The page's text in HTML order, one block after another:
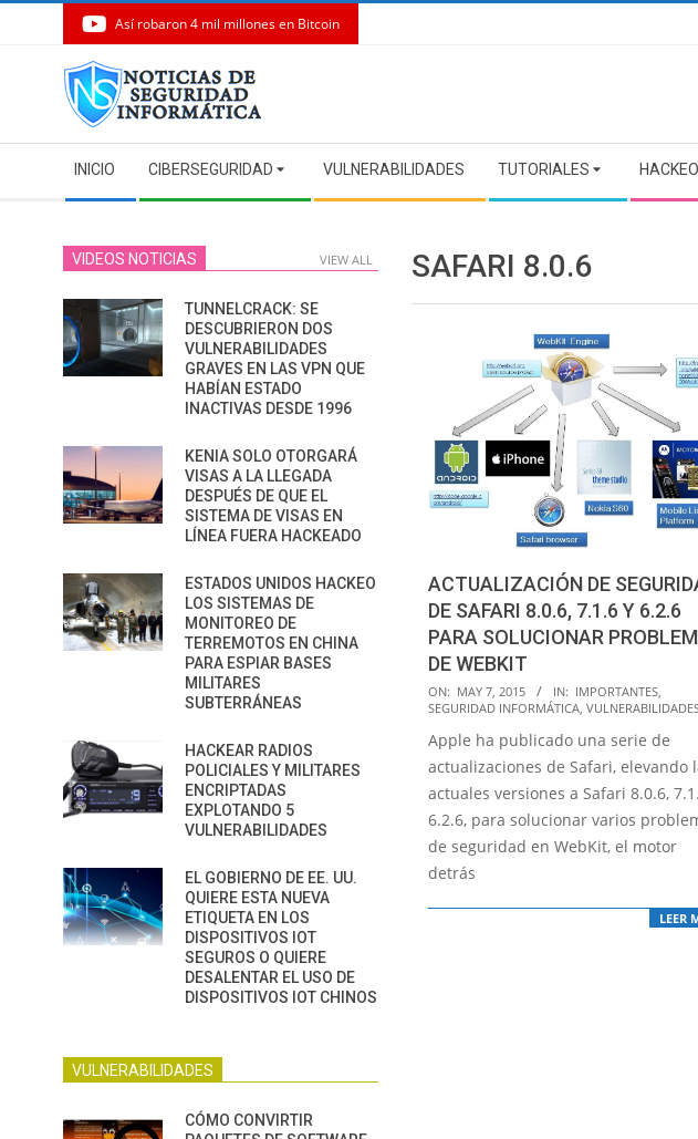
Así robaron 4 mil millones en Bitcoin
Navigation
Menu
INICIO CIBERSEGURIDAD VULNERABILIDADES TUTORIALES
SAFARI 8.0.6
ACTUALIZACIÓN DE
DE SAFARI 8.0.6, 7.1.6 Y 6.2.6
PARA SOLUCIONAR
DE WEBKIT
2015-
05-
07
ON: MAY 7, 2015 IN: IMPORTANTES
SEGURIDAD INFORMÁTICA
Apple ha publicado una serie de
actualizaciones de Safari, elevando
actuales versiones a Safari 8.0.6,
6.2.6, para solucionar varios
de seguridad en WebKit, el motor
detrás
LEER
VIDEOS NOTICIAS VIEW ALL
TUNNELCRACK: SE
DESCUBRIERON DOS
VULNERABILIDADES
GRAVES EN LAS VPN QUE
HABÍAN ESTADO
INACTIVAS DESDE 1996
KENIA SOLO OTORGARÁ
VISAS A LA LLEGADA
DESPUÉS DE QUE EL
SISTEMA DE VISAS EN
LÍNEA FUERA HACKEADO
ESTADOS UNIDOS HACKEO
LOS SISTEMAS DE
MONITOREO DE
TERREMOTOS EN CHINA
PARA ESPIAR BASES
MILITARES
SUBTERRÁNEAS
HACKEAR RADIOS
POLICIALES Y MILITARES
ENCRIPTADAS
EXPLOTANDO 5
VULNERABILIDADES
EL GOBIERNO DE EE. UU.
QUIERE ESTA NUEVA
ETIQUETA EN LOS
DISPOSITIVOS IOT
SEGUROS O QUIERE
DESALENTAR EL USO DE
DISPOSITIVOS IOT CHINOS
VULNERABILIDADES
CÓMO CONVIRTIR